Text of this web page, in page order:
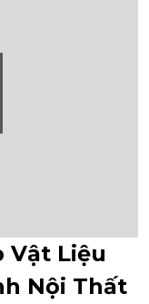
Vật Liệu
Nội Thất